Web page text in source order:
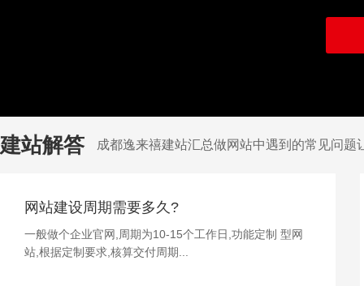
建站解答 成都逸来禧建站汇总做网站中遇到的常见问题
网站建设周期需要多久?
一般做个企业官网,周期为10-15个工作日,功能定制 型网
站,根据定制要求,核算交付周期...